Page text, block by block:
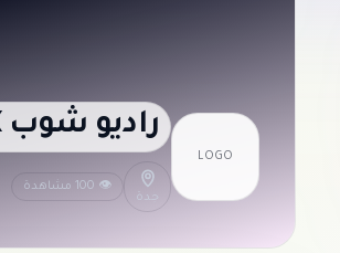
LOGO
راديو شوب PHONEX
جدة
👁 100 مشاهدة